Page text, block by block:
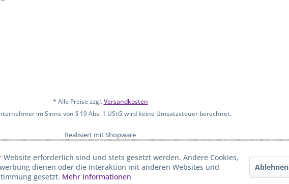
* Alle Preise zzgl.Versandkosten
im Sinne von § 19 Abs. 1 UStG wird keine Umsatzsteuer berechnet.
Realisiert mit Shopware
erforderlich sind und stets gesetzt werden. Andere Cookies,
dienen oder die Interaktion mit anderen Websites und
gesetzt. Mehr Informationen
Ablehnen